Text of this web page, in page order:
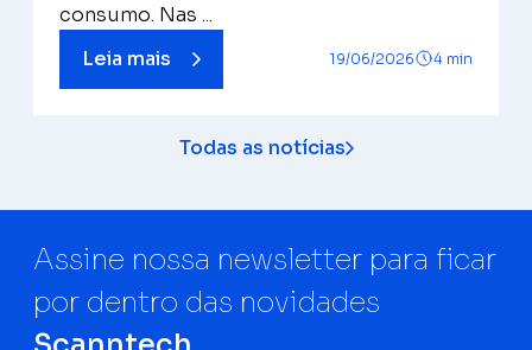
consumo. Nas ...
Leia mais
19/06/2026 4 min
Todas as notícias
Assine nossa newsletter para ficar
por dentro das novidades